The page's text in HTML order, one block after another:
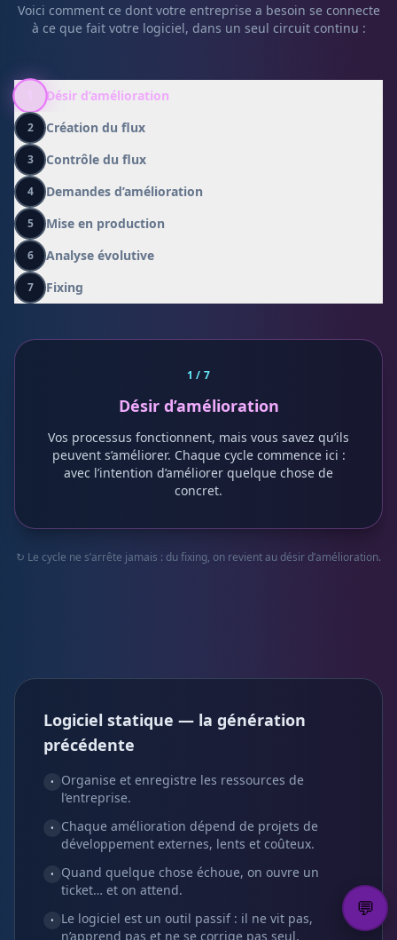
Voici comment ce dont votre entreprise a besoin se connecte
à ce que fait votre logiciel, dans un seul circuit continu :
Désir d’amélioration
2 Création du flux
3 Contrôle du flux
4 Demandes d’amélioration
5 Mise en production
6 Analyse évolutive
7 Fixing
1 / 7
Désir d’amélioration
Vos processus fonctionnent, mais vous savez qu’ils
peuvent s’améliorer. Chaque cycle commence ici :
avec l’intention d’améliorer quelque chose de
concret.
↻ Le cycle ne s’arrête jamais : du fixing, on revient au désir d’amélioration.
Logiciel statique — la génération
précédente
•
Organise et enregistre les ressources de
l’entreprise.
•
Chaque amélioration dépend de projets de
développement externes, lents et coûteux.
•
Quand quelque chose échoue, on ouvre un
ticket… et on attend.
•
Le logiciel est un outil passif : il ne vit pas,
n’apprend pas et ne se corrige pas seul.
💬